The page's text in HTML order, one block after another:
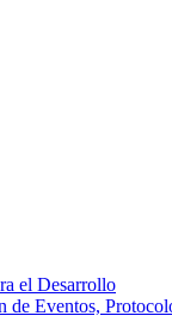
el Desarrollo
Eventos,